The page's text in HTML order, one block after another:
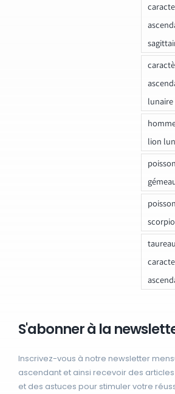
lion
S'abonner à la
Inscrivez-vous à notre newsletter
ascendant et ainsi recevoir des
et des astuces pour stimuler votre